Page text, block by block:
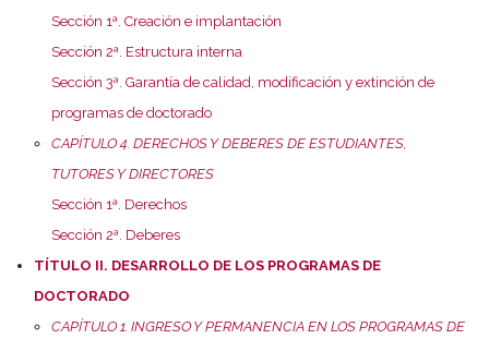
Sección 1ª. Creación e implantación
Sección 2ª. Estructura interna
Sección 3ª. Garantía de calidad, modificación y extinción de
programas de doctorado
CAPÍTULO 4. DERECHOS Y DEBERES DE ESTUDIANTES,
TUTORES Y DIRECTORES
Sección 1ª. Derechos
Sección 2ª. Deberes
TÍTULO II. DESARROLLO DE LOS PROGRAMAS DE
DOCTORADO
CAPÍTULO 1. INGRESO Y PERMANENCIA EN LOS PROGRAMAS DE